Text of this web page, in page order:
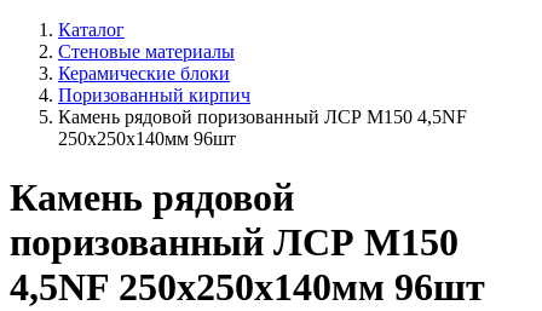
Каталог
Стеновые материалы
Керамические блоки
Поризованный кирпич
Камень рядовой поризованный ЛСР М150 4,5NF
250х250х140мм 96шт
Камень рядовой
поризованный ЛСР М150
4,5NF 250х250х140мм 96шт